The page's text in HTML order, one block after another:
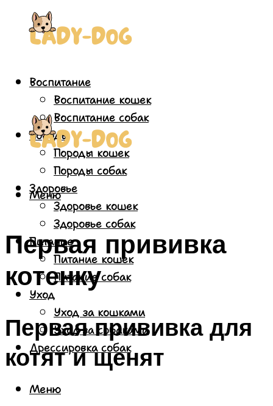
Воспитание
Воспитание кошек
Воспитание собак
Породы
Породы кошек
Породы собак
Здоровье
Здоровье кошек
Здоровье собак
Питание
Питание кошек
Питание собак
Уход
Уход за кошками
Уход за собаками
Дрессировка собак
Меню
Меню
Первая прививка
котенку
Первая прививка для
котят и щенят